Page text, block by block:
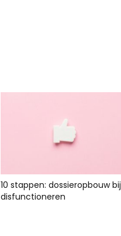
10 stappen: dossieropbouw bij
disfunctioneren